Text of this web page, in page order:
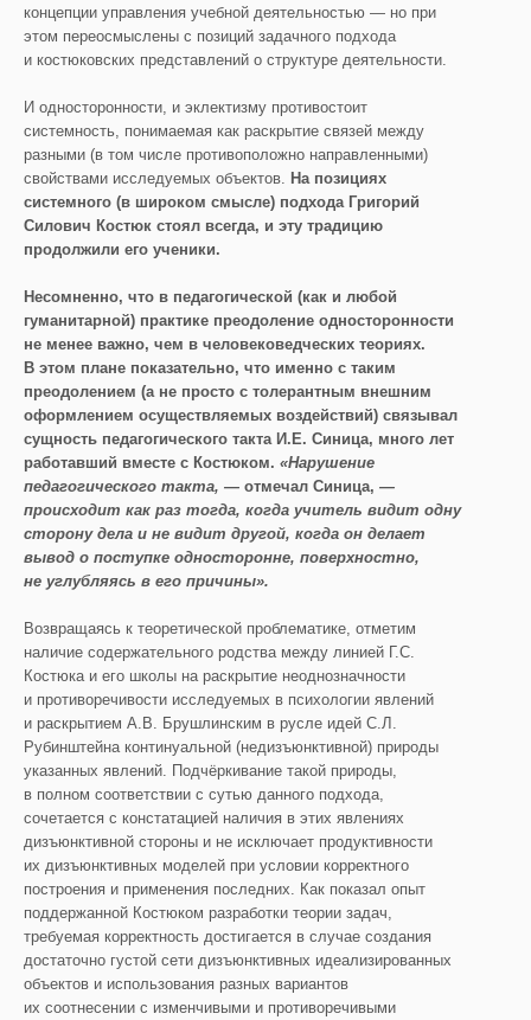
концепции управления учебной деятельностью — но при
этом переосмыслены с позиций задачного подхода
и костюковских представлений о структуре деятельности.
И односторонности, и эклектизму противостоит
системность, понимаемая как раскрытие связей между
разными (в том числе противоположно направленными)
свойствами исследуемых объектов. На позициях
системного (в широком смысле) подхода Григорий
Силович Костюк стоял всегда, и эту традицию
продолжили его ученики.
Несомненно, что в педагогической (как и любой
гуманитарной) практике преодоление односторонности
не менее важно, чем в человековедческих теориях.
В этом плане показательно, что именно с таким
преодолением (а не просто с толерантным внешним
оформлением осуществляемых воздействий) связывал
сущность педагогического такта И.Е. Синица, много лет
работавший вместе с Костюком. «Нарушение
педагогического такта, — отмечал Синица, —
происходит как раз тогда, когда учитель видит одну
сторону дела и не видит другой, когда он делает
вывод о поступке односторонне, поверхностно,
не углубляясь в его причины».
Возвращаясь к теоретической проблематике, отметим
наличие содержательного родства между линией Г.С.
Костюка и его школы на раскрытие неоднозначности
и противоречивости исследуемых в психологии явлений
и раскрытием А.В. Брушлинским в русле идей С.Л.
Рубинштейна континуальной (недизъюнктивной) природы
указанных явлений. Подчёркивание такой природы,
в полном соответствии с сутью данного подхода,
сочетается с констатацией наличия в этих явлениях
дизъюнктивной стороны и не исключает продуктивности
их дизъюнктивных моделей при условии корректного
построения и применения последних. Как показал опыт
поддержанной Костюком разработки теории задач,
требуемая корректность достигается в случае создания
достаточно густой сети дизъюнктивных идеализированных
объектов и использования разных вариантов
их соотнесении с изменчивыми и противоречивыми